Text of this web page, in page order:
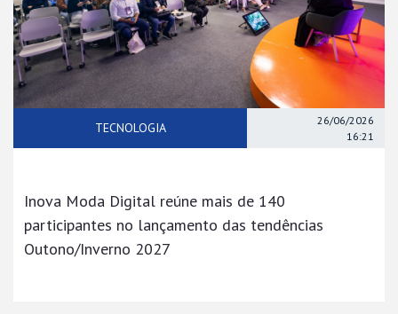
TECNOLOGIA
26/06/2026
16:21
Inova Moda Digital reúne mais de 140
participantes no lançamento das tendências
Outono/Inverno 2027